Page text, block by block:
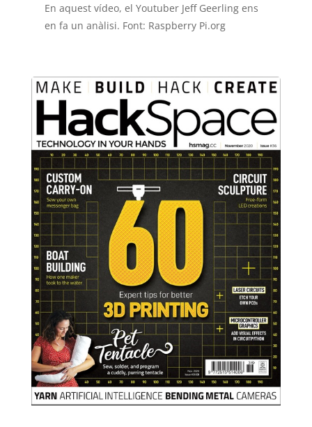
En aquest vídeo, el Youtuber Jeff Geerling ens
en fa un anàlisi. Font: Raspberry Pi.org